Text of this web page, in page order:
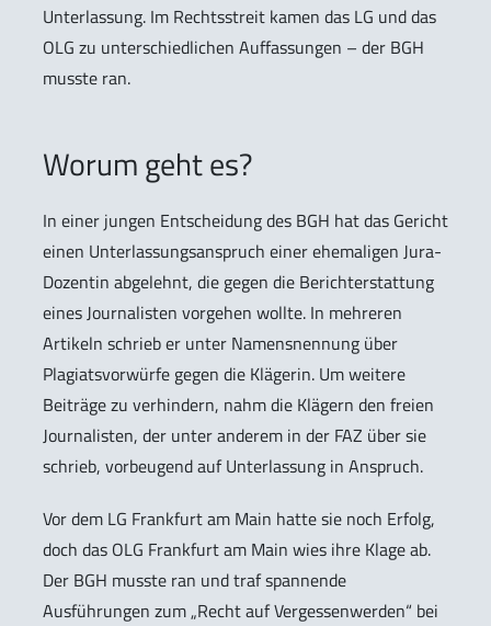
Unterlassung. Im Rechtsstreit kamen das LG und das
OLG zu unterschiedlichen Auffassungen – der BGH
musste ran.
Worum geht es?
In einer jungen Entscheidung des BGH hat das Gericht
einen Unterlassungsanspruch einer ehemaligen Jura-
Dozentin abgelehnt, die gegen die Berichterstattung
eines Journalisten vorgehen wollte. In mehreren
Artikeln schrieb er unter Namensnennung über
Plagiatsvorwürfe gegen die Klägerin. Um weitere
Beiträge zu verhindern, nahm die Klägern den freien
Journalisten, der unter anderem in der FAZ über sie
schrieb, vorbeugend auf Unterlassung in Anspruch.
Vor dem LG Frankfurt am Main hatte sie noch Erfolg,
doch das OLG Frankfurt am Main wies ihre Klage ab.
Der BGH musste ran und traf spannende
Ausführungen zum „Recht auf Vergessenwerden“ bei